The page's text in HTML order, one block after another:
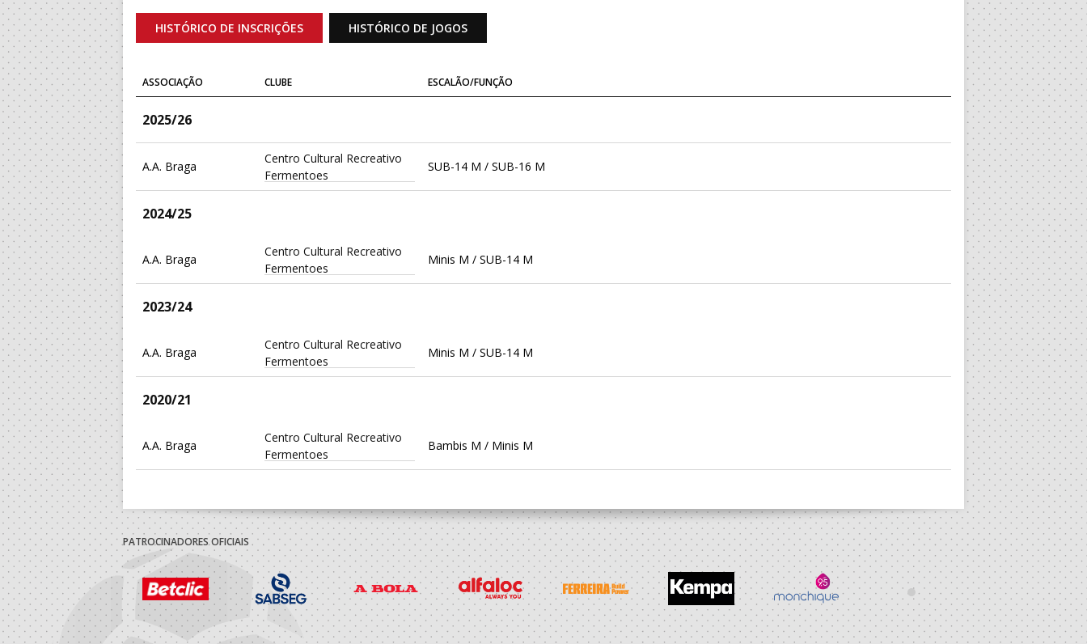
HISTÓRICO DE INSCRIÇÕES HISTÓRICO DE JOGOS
ASSOCIAÇÃO CLUBE ESCALÃO/FUNÇÃO
2025/26
A.A. Braga
Centro Cultural Recreativo
Fermentoes
SUB-14 M / SUB-16 M
2024/25
A.A. Braga
Centro Cultural Recreativo
Fermentoes
Minis M / SUB-14 M
2023/24
A.A. Braga
Centro Cultural Recreativo
Fermentoes
Minis M / SUB-14 M
2020/21
A.A. Braga
Centro Cultural Recreativo
Fermentoes
Bambis M / Minis M
PATROCINADORES OFICIAIS